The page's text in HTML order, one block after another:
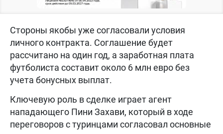
Стороны якобы уже согласовали условия
личного контракта. Соглашение будет
рассчитано на один год, а заработная плата
футболиста составит около 6 млн евро без
учета бонусных выплат.
Ключевую роль в сделке играет агент
нападающего Пини Захави, который в ходе
переговоров с туринцами согласовал основные